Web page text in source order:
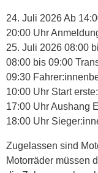
24. Juli 2026 Ab
20:00 Uhr
25. Juli 2026 08:00
08:00 bis 09:00
09:30
10:00 Uhr Start
17:00 Uhr Aushang
18:00 Uhr
Zugelassen sind
Motorräder müssen